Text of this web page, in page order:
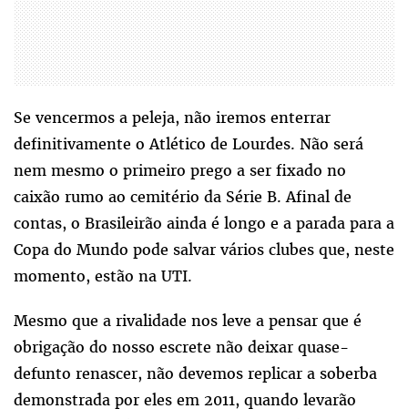
Se vencermos a peleja, não iremos enterrar
definitivamente o Atlético de Lourdes. Não será
nem mesmo o primeiro prego a ser fixado no
caixão rumo ao cemitério da Série B. Afinal de
contas, o Brasileirão ainda é longo e a parada para a
Copa do Mundo pode salvar vários clubes que, neste
momento, estão na UTI.
Mesmo que a rivalidade nos leve a pensar que é
obrigação do nosso escrete não deixar quase-
defunto renascer, não devemos replicar a soberba
demonstrada por eles em 2011, quando levarão